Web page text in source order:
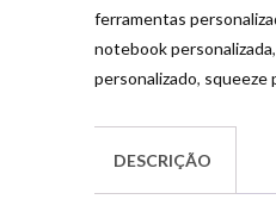
ferramentas
notebook personalizada,
personalizado, squeeze
DESCRIÇÃO